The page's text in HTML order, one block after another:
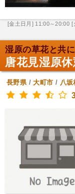
[金土日月] 11:00～20:00 [
湿原の草花と共
唐花見湿原
長野県/大町市 / 八坂